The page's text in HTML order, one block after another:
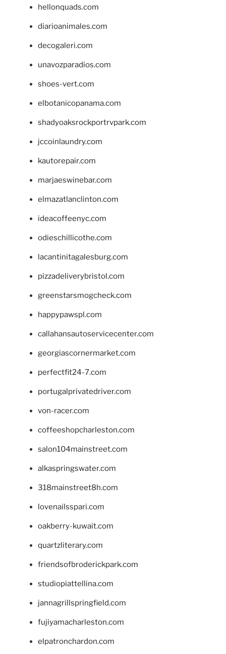
hellonquads.com
diarioanimales.com
decogaleri.com
unavozparadios.com
shoes-vert.com
elbotanicopanama.com
shadyoaksrockportrvpark.com
jccoinlaundry.com
kautorepair.com
marjaeswinebar.com
elmazatlanclinton.com
ideacoffeenyc.com
odieschillicothe.com
lacantinitagalesburg.com
pizzadeliverybristol.com
greenstarsmogcheck.com
happypawspl.com
callahansautoservicecenter.com
georgiascornermarket.com
perfectfit24-7.com
portugalprivatedriver.com
von-racer.com
coffeeshopcharleston.com
salon104mainstreet.com
alkaspringswater.com
318mainstreet8h.com
lovenailsspari.com
oakberry-kuwait.com
quartzliterary.com
friendsofbroderickpark.com
studiopiattellina.com
jannagrillspringfield.com
fujiyamacharleston.com
elpatronchardon.com